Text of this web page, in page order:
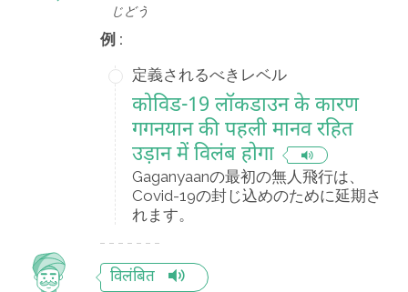
じどう
例 :
定義されるべきレベル
कोविड-19 लॉकडाउन के कारण
गगनयान की पहली मानव रहित
उड़ान में विलंब होगा
Gaganyaanの最初の無人飛行は、
Covid-19の封じ込めのために延期さ
れます。
विलंबित